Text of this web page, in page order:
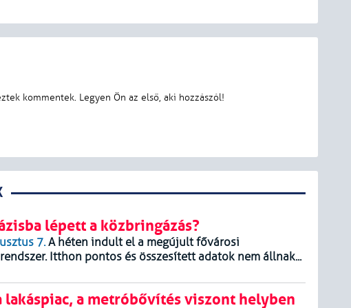
lépett a közbringázás?
7.A héten indult el a megújult fővárosi
Itthon pontos és összesített adatok nem állnak...
lakáspiac, a metróbővítés viszont helyben